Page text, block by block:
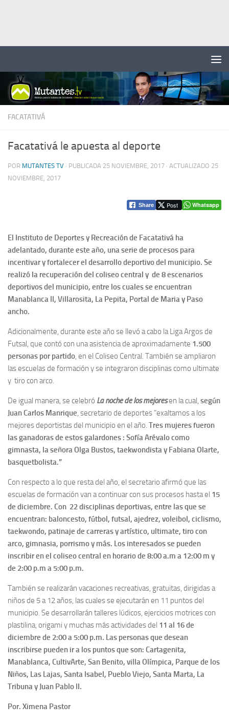
FACATATIVÁ
Facatativá le apuesta al deporte
POR MUTANTES TV · PUBLICADA 25 NOVIEMBRE, 2017 · ACTUALIZADO 25
NOVIEMBRE, 2017
Share Post Whatsapp
El Instituto de Deportes y Recreación de Facatativá ha
adelantado, durante este año, una serie de procesos para
incentivar y fortalecer el desarrollo deportivo del municipio. Se
realizó la recuperación del coliseo central y de 8 escenarios
deportivos del municipio, entre los cuales se encuentran
Manablanca II, Villarosita, La Pepita, Portal de Maria y Paso
ancho.
Adicionalmente, durante este año se llevó a cabo la Liga Argos de
Futsal, que contó con una asistencia de aproximadamente 1.500
personas por partido, en el Coliseo Central. También se ampliaron
las escuelas de formación y se integraron disciplinas como ultimate
y tiro con arco.
De igual manera, se celebró La noche de los mejoresen la cual, según
Juan Carlos Manrique, secretario de deportes “exaltamos a los
mejores deportistas del municipio en el año. Tres mujeres fueron
las ganadoras de estos galardones : Sofía Arévalo como
gimnasta, la señora Olga Bustos, taekwondista y Fabiana Olarte,
basquetbolista.”
Con respecto a lo que resta del año, el secretario afirmó que las
escuelas de formación van a continuar con sus procesos hasta el 15
de diciembre. Con 22 disciplinas deportivas, entre las que se
encuentran: baloncesto, fútbol, futsal, ajedrez, voleibol, ciclismo,
taekwondo, patinaje de carreras y artístico, ultimate, tiro con
arco, gimnasia, porrismo y más. Los interesados se pueden
inscribir en el coliseo central en horario de 8:00 a.m a 12:00 m y
de 2:00 p.m a 5:00 p.m.
También se realizarán vacaciones recreativas, gratuitas, dirigidas a
niños de 5 a 12 años, las cuales se ejecutarán en 11 puntos del
municipio. Se desarrollarán talleres lúdicos, ejercicios motrices con
plastilina, origami y muchas más actividades del 11 al 16 de
diciembre de 2:00 a 5:00 p.m. Las personas que desean
inscribirse pueden ir a los puntos que son: Cartagenita,
Manablanca, CultivArte, San Benito, villa Olímpica, Parque de los
Niños, Las Lajas, Santa Isabel, Pueblo Viejo, Santa Marta, La
Tribuna y Juan Pablo II.
Por. Ximena Pastor